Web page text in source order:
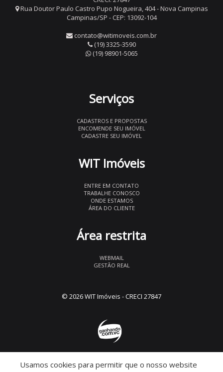
Rua Doutor Paulo Castro Pupo Nogueira, 404 - Nova Campinas
Campinas/SP - CEP: 13092-104
contato@witimoveis.com.br
(19) 3325-3590
(19) 98901-5065
Serviços
CADASTROS E PROPOSTAS
ENCOMENDE SEU IMÓVEL
CADASTRE SEU IMÓVEL
WIT Imóveis
ENTRE EM CONTATO
TRABALHE CONOSCO
ONDE ESTAMOS
ÁREA DO CLIENTE
Área restrita
WEBMAIL
GESTÃO REAL
© 2026 WIT Imóveis - CRECI 27847
Descomplicado por:
Usamos cookies para permitir que o nosso website